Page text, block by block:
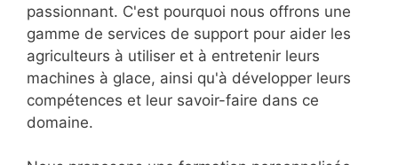
passionnant. C'est pourquoi nous offrons une
gamme de services de support pour aider les
agriculteurs à utiliser et à entretenir leurs
machines à glace, ainsi qu'à développer leurs
compétences et leur savoir-faire dans ce
domaine.